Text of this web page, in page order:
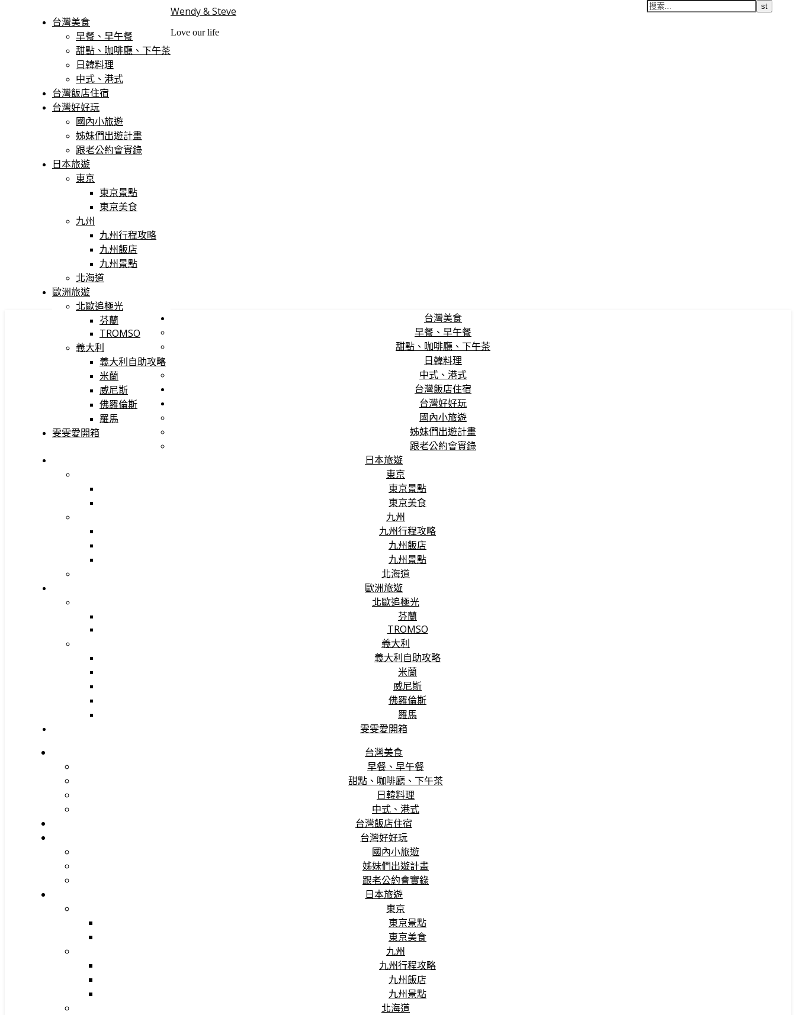
台灣美食
早餐、早午餐
甜點、咖啡廳、下午茶
日韓料理
中式、港式
台灣飯店住宿
台灣好好玩
國內小旅遊
姊妹們出遊計畫
跟老公約會實錄
日本旅遊
東京
東京景點
東京美食
九州
九州行程攻略
九州飯店
九州景點
北海道
歐洲旅遊
北歐追極光
芬蘭
TROMSO
義大利
義大利自助攻略
米蘭
威尼斯
佛羅倫斯
羅馬
雯雯愛開箱
Wendy & Steve
Love our life
台灣美食
早餐、早午餐
甜點、咖啡廳、下午茶
日韓料理
中式、港式
台灣飯店住宿
台灣好好玩
國內小旅遊
姊妹們出遊計畫
跟老公約會實錄
日本旅遊
東京
東京景點
東京美食
九州
九州行程攻略
九州飯店
九州景點
北海道
歐洲旅遊
北歐追極光
芬蘭
TROMSO
義大利
義大利自助攻略
米蘭
威尼斯
佛羅倫斯
羅馬
雯雯愛開箱
台灣美食
早餐、早午餐
甜點、咖啡廳、下午茶
日韓料理
中式、港式
台灣飯店住宿
台灣好好玩
國內小旅遊
姊妹們出遊計畫
跟老公約會實錄
日本旅遊
東京
東京景點
東京美食
九州
九州行程攻略
九州飯店
九州景點
北海道